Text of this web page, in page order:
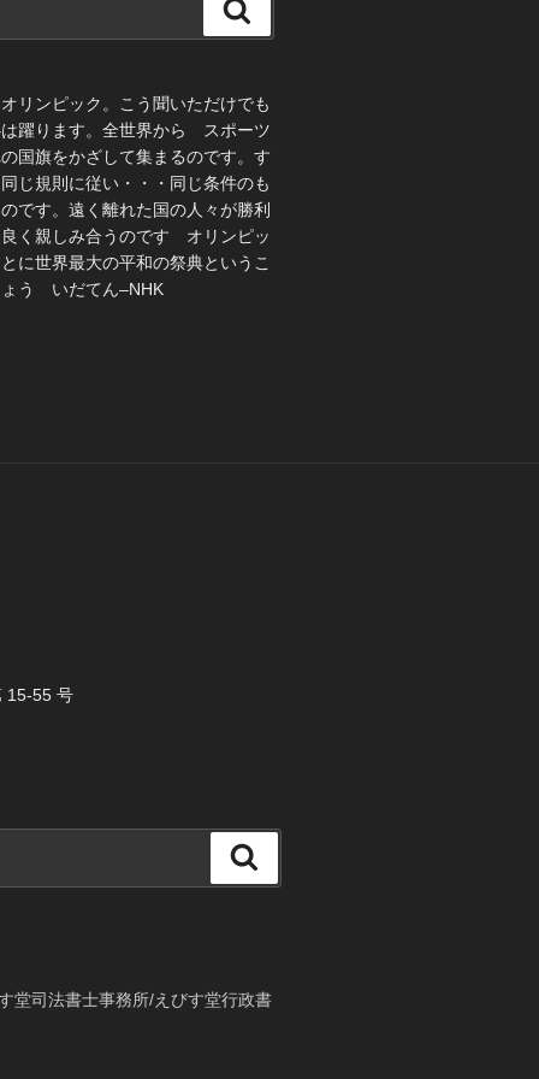
索
リンピック。こう聞いただけでも
躍ります。全世界から スポーツ
国旗をかざして集まるのです。す
じ規則に従い・・・同じ条件のも
です。遠く離れた国の人々が勝利
く親しみ合うのです オリンピッ
に世界最大の平和の祭典というこ
ょう いだてん–NHK
15-55 号
索
堂司法書士事務所/えびす堂行政書